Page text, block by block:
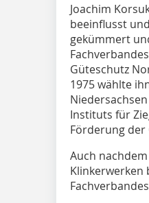
Joachim
beeinflusst
gekümmert
Güteschutz
1975 wählte
Instituts für
Förderung
Auch
Klinkerwerken